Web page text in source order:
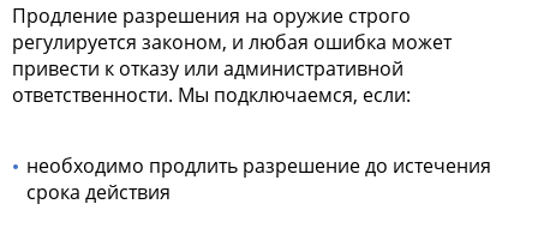
Продление разрешения на оружие строго
регулируется законом, и любая ошибка может
привести к отказу или административной
ответственности. Мы подключаемся, если:
необходимо продлить разрешение до истечения
срока действия